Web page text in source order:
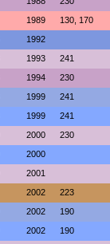
1989 130, 170
1992
1993 241
1994 230
1999 241
1999 241
2000 230
2000
2001
2002 223
2002 190
2002 190